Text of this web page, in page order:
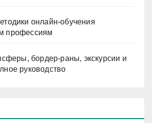
онлайн-обучения
профессиям
бордер-раны, экскурсии и
руководство